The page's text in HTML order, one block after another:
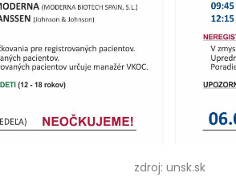
zdroj: unsk.sk